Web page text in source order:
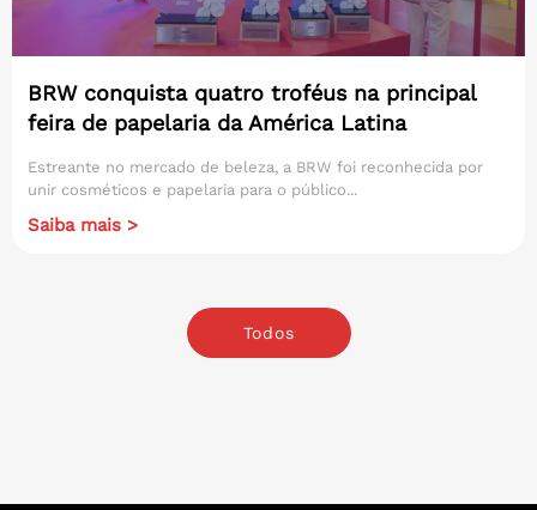
BRW conquista quatro troféus na principal
feira de papelaria da América Latina
Estreante no mercado de beleza, a BRW foi reconhecida por
unir cosméticos e papelaria para o público...
Saiba mais >
Todos